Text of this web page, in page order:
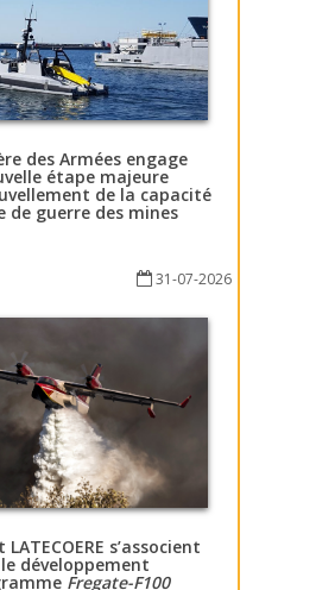
des Armées engage
étape majeure
de la capacité
de guerre des mines
31-07-2026
LATECOERE s’associent
développement
Fregate-F100